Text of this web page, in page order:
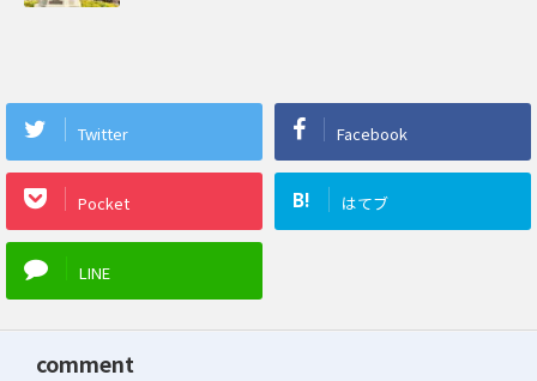
Twitter Facebook
Pocket B! はてブ
LINE
comment